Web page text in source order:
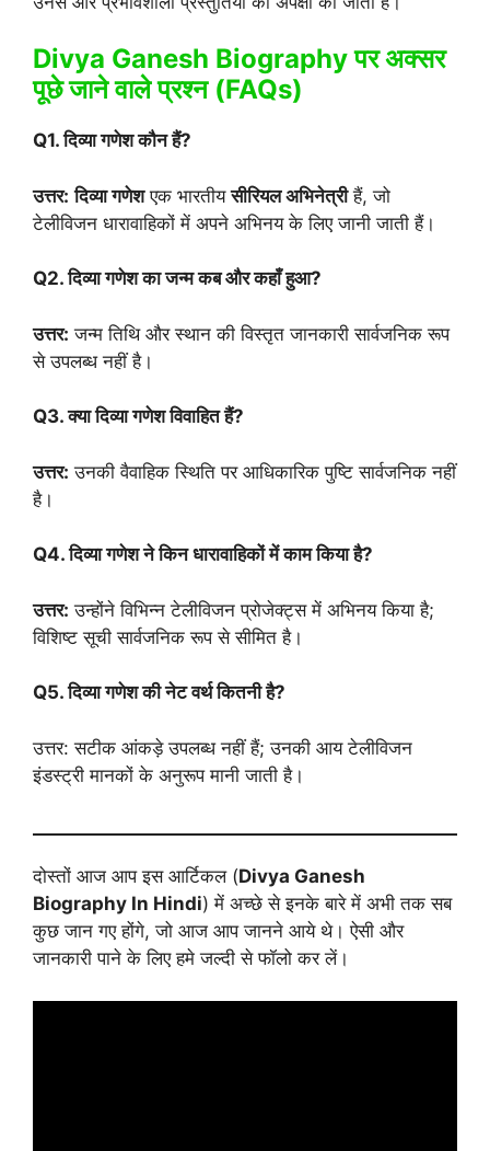
Divya Ganesh Biography पर अक्सर
पूछे जाने वाले प्रश्न (FAQs)
Q1. दिव्या गणेश कौन हैं?
उत्तर: दिव्या गणेशएक भारतीयसीरियल अभिनेत्रीहैं, जो
टेलीविजन धारावाहिकों में अपने अभिनय के लिए जानी जाती हैं।
Q2. दिव्या गणेश का जन्म कब और कहाँ हुआ?
उत्तर: जन्म तिथि और स्थान की विस्तृत जानकारी सार्वजनिक रूप
से उपलब्ध नहीं है।
Q3. क्या दिव्या गणेश विवाहित हैं?
उत्तर: उनकी वैवाहिक स्थिति पर आधिकारिक पुष्टि सार्वजनिक नहीं
है।
Q4. दिव्या गणेश ने किन धारावाहिकों में काम किया है?
उत्तर: उन्होंने विभिन्न टेलीविजन प्रोजेक्ट्स में अभिनय किया है;
विशिष्ट सूची सार्वजनिक रूप से सीमित है।
Q5. दिव्या गणेश की नेट वर्थ कितनी है?
उत्तर: सटीक आंकड़े उपलब्ध नहीं हैं; उनकी आय टेलीविजन
इंडस्ट्री मानकों के अनुरूप मानी जाती है।
दोस्तों आज आप इस आर्टिकल (Divya Ganesh
Biography In Hindi) में अच्छे से इनके बारे में अभी तक सब
कुछ जान गए होंगे, जो आज आप जानने आये थे। ऐसी और
जानकारी पाने के लिए हमे जल्दी से फॉलो कर लें।